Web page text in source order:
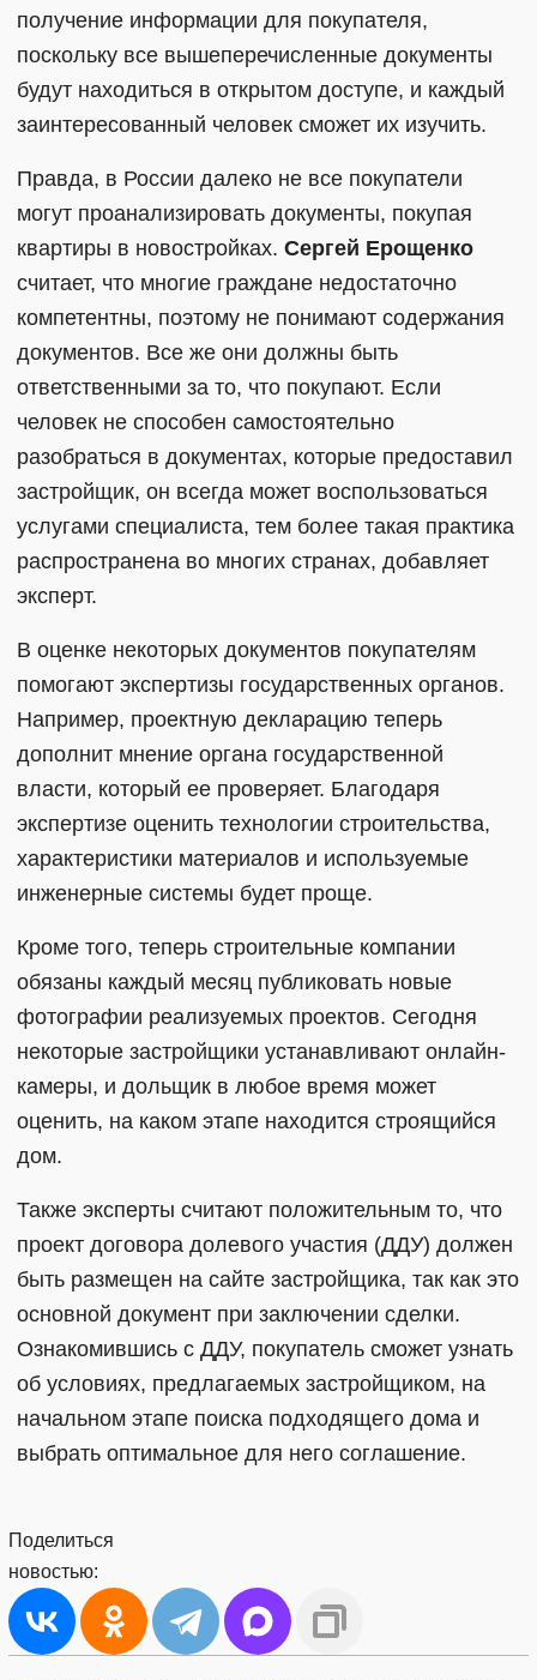
получение информации для покупателя,
поскольку все вышеперечисленные документы
будут находиться в открытом доступе, и каждый
заинтересованный человек сможет их изучить.
Правда, в России далеко не все покупатели
могут проанализировать документы, покупая
квартиры в новостройках. Сергей Ерощенко
считает, что многие граждане недостаточно
компетентны, поэтому не понимают содержания
документов. Все же они должны быть
ответственными за то, что покупают. Если
человек не способен самостоятельно
разобраться в документах, которые предоставил
застройщик, он всегда может воспользоваться
услугами специалиста, тем более такая практика
распространена во многих странах, добавляет
эксперт.
В оценке некоторых документов покупателям
помогают экспертизы государственных органов.
Например, проектную декларацию теперь
дополнит мнение органа государственной
власти, который ее проверяет. Благодаря
экспертизе оценить технологии строительства,
характеристики материалов и используемые
инженерные системы будет проще.
Кроме того, теперь строительные компании
обязаны каждый месяц публиковать новые
фотографии реализуемых проектов. Сегодня
некоторые застройщики устанавливают онлайн-
камеры, и дольщик в любое время может
оценить, на каком этапе находится строящийся
дом.
Также эксперты считают положительным то, что
проект договора долевого участия (ДДУ) должен
быть размещен на сайте застройщика, так как это
основной документ при заключении сделки.
Ознакомившись с ДДУ, покупатель сможет узнать
об условиях, предлагаемых застройщиком, на
начальном этапе поиска подходящего дома и
выбрать оптимальное для него соглашение.
Поделиться
новостью: